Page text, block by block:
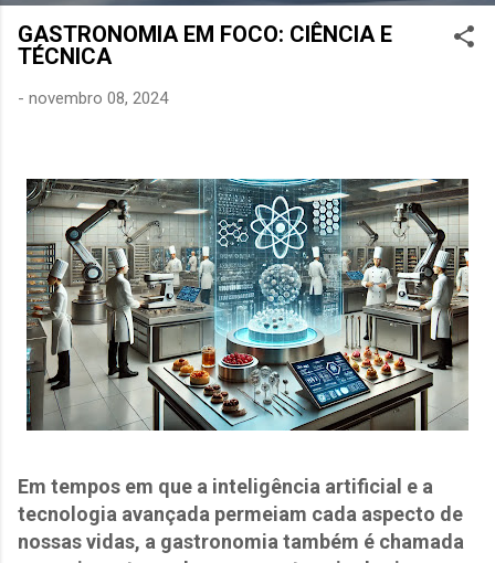
GASTRONOMIA EM FOCO: CIÊNCIA E
TÉCNICA
- novembro 08, 2024
Em tempos em que a inteligência artificial e a
tecnologia avançada permeiam cada aspecto de
nossas vidas, a gastronomia também é chamada